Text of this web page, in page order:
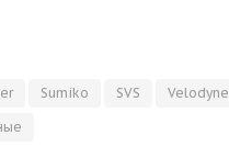
Sumiko SVS Velodyne